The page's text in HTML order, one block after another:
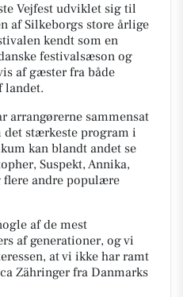
Vejfest udviklet sig til
af Silkeborgs store årlige
kendt som en
festivalsæson og
af gæster fra både
landet.
arrangørerne sammensat
det stærkeste program i
kan blandt andet se
Suspekt, Annika,
andre populære
af de mest
af generationer, og vi
at vi ikke har ramt
Zähringer fra Danmarks